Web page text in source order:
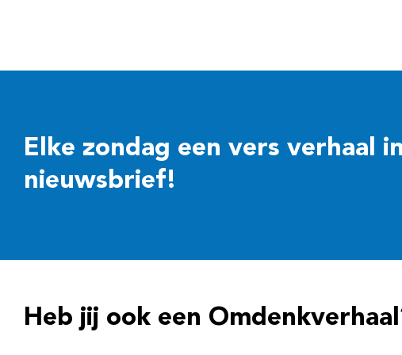
Elke zondag een vers verhaal
nieuwsbrief!
Heb jij ook een